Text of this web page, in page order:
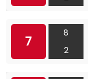
7
8
2